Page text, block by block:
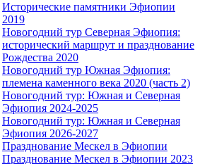
Исторические памятники Эфиопии
2019
Новогодний тур Северная Эфиопия:
исторический маршрут и празднование
Рождества 2020
Новогодний тур Южная Эфиопия:
племена каменного века 2020 (часть 2)
Новогодний тур: Южная и Северная
Эфиопия 2024-2025
Новогодний тур: Южная и Северная
Эфиопия 2026-2027
Празднование Мескел в Эфиопии
Празднование Мескел в Эфиопии 2023